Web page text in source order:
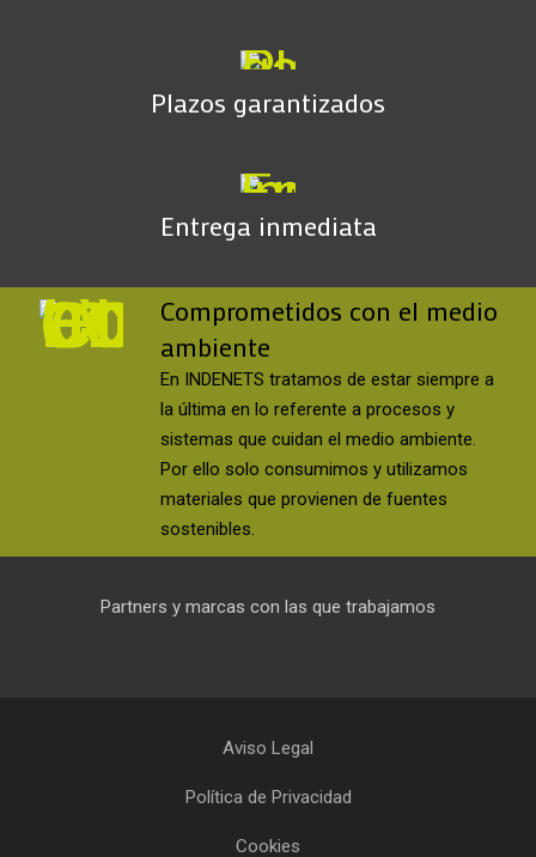
Plazos garantizados
Entrega inmediata
Comprometidos con el medio
ambiente
En INDENETS tratamos de estar siempre a
la última en lo referente a procesos y
sistemas que cuidan el medio ambiente.
Por ello solo consumimos y utilizamos
materiales que provienen de fuentes
sostenibles.
Partners y marcas con las que trabajamos
Aviso Legal
Política de Privacidad
Cookies